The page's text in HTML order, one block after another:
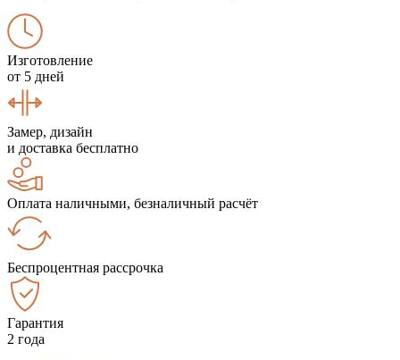
Изготовление
от 5 дней
Замер, дизайн
и доставка бесплатно
Оплата наличными, безналичный расчёт
Беспроцентная рассрочка
Гарантия
2 года